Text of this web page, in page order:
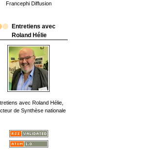
Francephi Diffusion
Entretiens avec
Roland Hélie
avec Roland Hélie,
de Synthèse nationale